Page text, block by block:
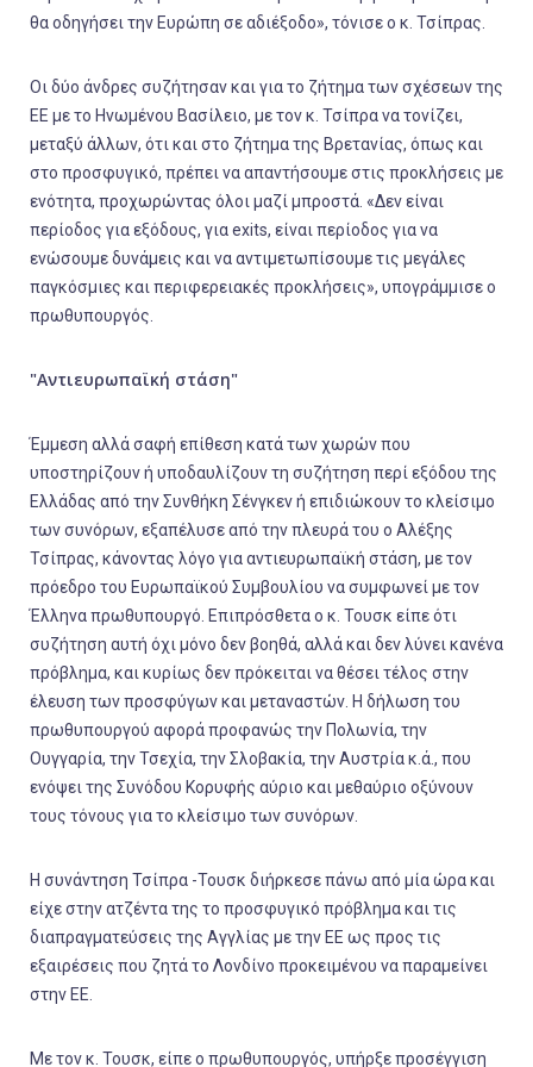
θα οδηγήσει την Ευρώπη σε αδιέξοδο», τόνισε ο κ. Τσίπρας.
Οι δύο άνδρες συζήτησαν και για το ζήτημα των σχέσεων της
ΕΕ με το Ηνωμένου Βασίλειο, με τον κ. Τσίπρα να τονίζει,
μεταξύ άλλων, ότι και στο ζήτημα της Βρετανίας, όπως και
στο προσφυγικό, πρέπει να απαντήσουμε στις προκλήσεις με
ενότητα, προχωρώντας όλοι μαζί μπροστά. «Δεν είναι
περίοδος για εξόδους, για exits, είναι περίοδος για να
ενώσουμε δυνάμεις και να αντιμετωπίσουμε τις μεγάλες
παγκόσμιες και περιφερειακές προκλήσεις», υπογράμμισε ο
πρωθυπουργός.
"Αντιευρωπαϊκή στάση"
Έμμεση αλλά σαφή επίθεση κατά των χωρών που
υποστηρίζουν ή υποδαυλίζουν τη συζήτηση περί εξόδου της
Ελλάδας από την Συνθήκη Σένγκεν ή επιδιώκουν το κλείσιμο
των συνόρων, εξαπέλυσε από την πλευρά του ο Αλέξης
Τσίπρας, κάνοντας λόγο για αντιευρωπαϊκή στάση, με τον
πρόεδρο του Ευρωπαϊκού Συμβουλίου να συμφωνεί με τον
Έλληνα πρωθυπουργό. Επιπρόσθετα ο κ. Τουσκ είπε ότι
συζήτηση αυτή όχι μόνο δεν βοηθά, αλλά και δεν λύνει κανένα
πρόβλημα, και κυρίως δεν πρόκειται να θέσει τέλος στην
έλευση των προσφύγων και μεταναστών. Η δήλωση του
πρωθυπουργού αφορά προφανώς την Πολωνία, την
Ουγγαρία, την Τσεχία, την Σλοβακία, την Αυστρία κ.ά., που
ενόψει της Συνόδου Κορυφής αύριο και μεθαύριο οξύνουν
τους τόνους για το κλείσιμο των συνόρων.
Η συνάντηση Τσίπρα -Τουσκ διήρκεσε πάνω από μία ώρα και
είχε στην ατζέντα της το προσφυγικό πρόβλημα και τις
διαπραγματεύσεις της Αγγλίας με την ΕΕ ως προς τις
εξαιρέσεις που ζητά το Λονδίνο προκειμένου να παραμείνει
στην ΕΕ.
Με τον κ. Τουσκ, είπε ο πρωθυπουργός, υπήρξε προσέγγιση